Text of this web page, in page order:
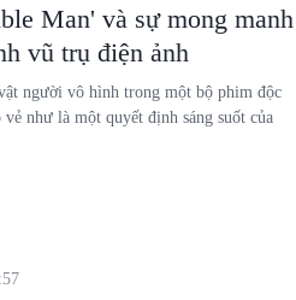
Man' và sự mong manh
vũ trụ điện ảnh
người vô hình trong một bộ phim độc
vẻ như là một quyết định sáng suốt của